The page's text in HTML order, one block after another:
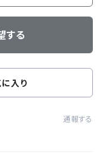
する
入り
通報する